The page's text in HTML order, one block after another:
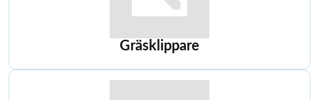
Gräsklippare